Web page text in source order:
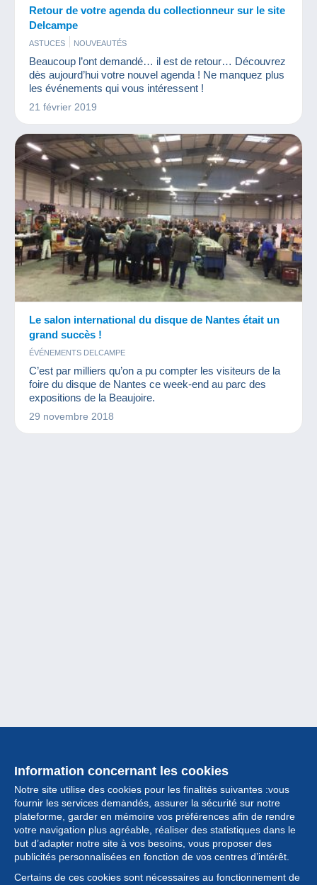
Retour de votre agenda du collectionneur sur le site
Delcampe
ASTUCES NOUVEAUTÉS
Beaucoup l’ont demandé… il est de retour… Découvrez
dès aujourd’hui votre nouvel agenda ! Ne manquez plus
les événements qui vous intéressent !
21 février 2019
Le salon international du disque de Nantes était un
grand succès !
ÉVÉNEMENTS DELCAMPE
C’est par milliers qu’on a pu compter les visiteurs de la
foire du disque de Nantes ce week-end au parc des
expositions de la Beaujoire.
29 novembre 2018
Information concernant les cookies
Notre site utilise des cookies pour les finalités suivantes :vous
fournir les services demandés, assurer la sécurité sur notre
plateforme, garder en mémoire vos préférences afin de rendre
votre navigation plus agréable, réaliser des statistiques dans le
but d’adapter notre site à vos besoins, vous proposer des
publicités personnalisées en fonction de vos centres d’intérêt.
Certains de ces cookies sont nécessaires au fonctionnement de
Collection
Actualités